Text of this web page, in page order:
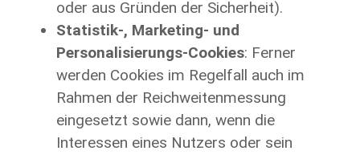
oder aus Gründen der Sicherheit).
Statistik-, Marketing- und
Personalisierungs-Cookies: Ferner
werden Cookies im Regelfall auch im
Rahmen der Reichweitenmessung
eingesetzt sowie dann, wenn die
Interessen eines Nutzers oder sein